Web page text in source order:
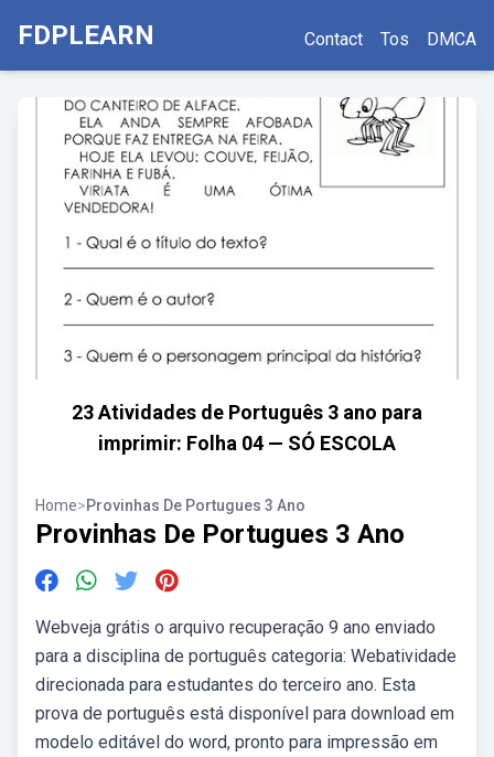
FDPLEARN Contact Tos DMCA
23 Atividades de Português 3 ano para
imprimir: Folha 04 — SÓ ESCOLA
Home>Provinhas De Portugues 3 Ano
Provinhas De Portugues 3 Ano
Webveja grátis o arquivo recuperação 9 ano enviado
para a disciplina de português categoria: Webatividade
direcionada para estudantes do terceiro ano. Esta
prova de português está disponível para download em
modelo editável do word, pronto para impressão em